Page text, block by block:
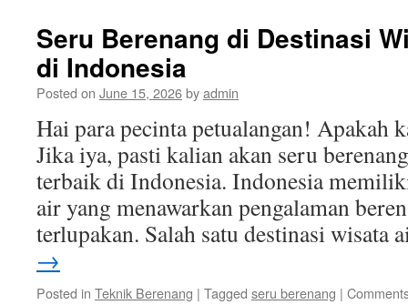
Seru Berenang di Destinasi
di Indonesia
Posted on June 15, 2026byadmin
Hai para pecinta petualangan! Apakah
Jika iya, pasti kalian akan seru
terbaik di Indonesia. Indonesia
air yang menawarkan pengalaman
terlupakan. Salah satu destinasi
→
Posted in Teknik Berenang | Tagged seru berenang |